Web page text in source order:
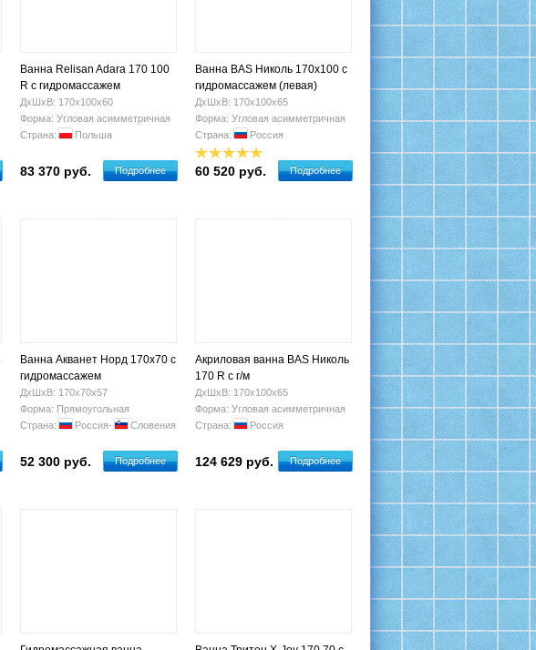
Ванна Relisan Adara 170 100
R с гидромассажем
ДхШхВ: 170х100х60
Форма: Угловая асимметричная
Страна:
Польша
83 370 руб. Подробнее
Ванна BAS Николь 170х100 с
гидромассажем (левая)
ДхШхВ: 170х100х65
Форма: Угловая асимметричная
Страна:
Россия
60 520 руб. Подробнее
Ванна Акванет Норд 170х70 с
гидромассажем
ДхШхВ: 170х70х57
Форма: Прямоугольная
Страна:
Россия- Словения
52 300 руб. Подробнее
Акриловая ванна BAS Николь
170 R с г/м
ДхШхВ: 170х100х65
Форма: Угловая асимметричная
Страна:
Россия
124 629 руб. Подробнее